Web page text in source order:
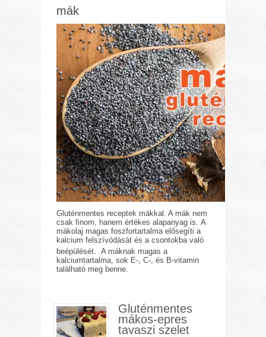
mák
Gluténmentes receptek mákkal. A mák nem
csak finom, hanem értékes alapanyag is. A
mákolaj magas foszfortartalma elősegíti a
kalcium felszívódását és a csontokba való
beépülését. A máknak magas a
kalciumtartalma, sok E-, C-, és B-vitamin
található meg benne.
Gluténmentes
mákos-epres
tavaszi szelet